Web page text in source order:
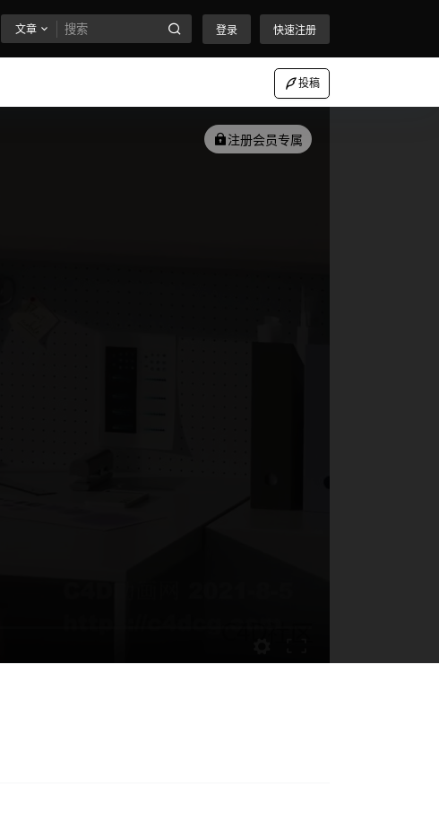
文章 登录 快速注册
投稿
注册会员专属